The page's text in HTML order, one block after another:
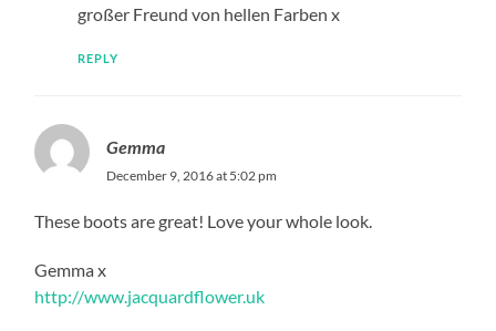
großer Freund von hellen Farben x
REPLY
Gemma
December 9, 2016 at 5:02 pm
These boots are great! Love your whole look.
Gemma x
http://www.jacquardflower.uk